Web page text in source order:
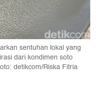
sentuhan lokal yang
dari kondimen soto
detikcom/Riska Fitria